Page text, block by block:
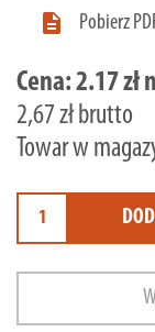

Pobierz
Cena:2.17 zł
2,67 zł brutto
Towar w